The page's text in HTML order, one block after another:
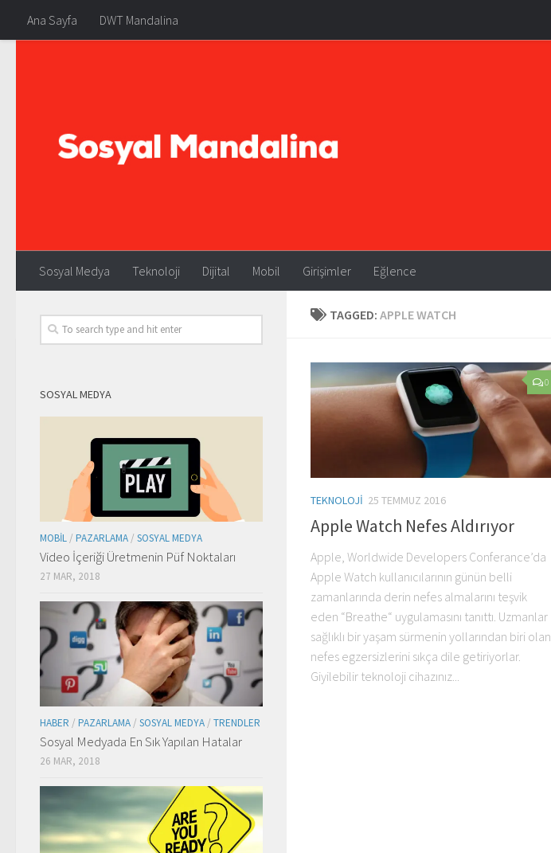
Ana Sayfa DWT Mandalina
Sosyal Medya Teknoloji Dijital Mobil Girişimler Eğlence
TAGGED: APPLE WATCH
0
TEKNOLOJI 25 TEMMUZ 2016
Apple Watch Nefes Aldırıyor
Apple, Worldwide Developers Conferance’da
Apple Watch kullanıcılarının günün belli
zamanlarında derin nefes almalarını teşvik
eden “Breathe“ uygulamasını tanıttı. Uzmanlar
sağlıklı bir yaşam sürmenin yollarından biri olan
nefes egzersizlerini sıkça dile getiriyorlar.
Giyilebilir teknoloji cihazınız...
SOSYAL MEDYA
MOBIL / PAZARLAMA / SOSYAL MEDYA
Video İçeriği Üretmenin Püf Noktaları
27 MAR, 2018
HABER / PAZARLAMA / SOSYAL MEDYA / TRENDLER
Sosyal Medyada En Sık Yapılan Hatalar
26 MAR, 2018